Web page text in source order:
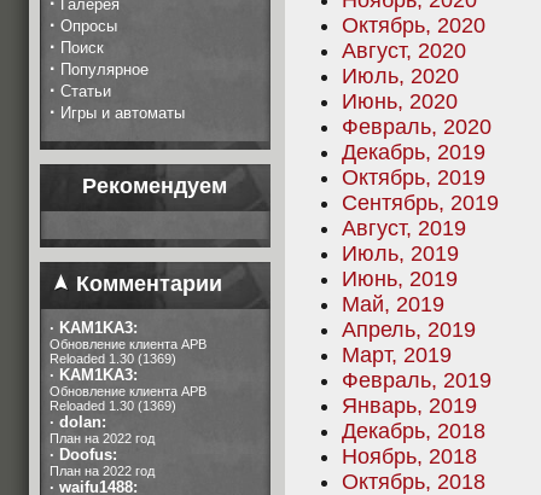
Галерея
· Опросы
· Поиск
· Популярное
· Статьи
· Игры и автоматы
Рекомендуем
Комментарии
· KAM1KA3:
Обновление клиента APB
Reloaded 1.30 (1369)
· KAM1KA3:
Обновление клиента APB
Reloaded 1.30 (1369)
· dolan:
План на 2022 год
· Doofus:
План на 2022 год
· waifu1488:
Октябрь, 2020
Август, 2020
Июль, 2020
Июнь, 2020
Февраль, 2020
Декабрь, 2019
Октябрь, 2019
Сентябрь, 2019
Август, 2019
Июль, 2019
Июнь, 2019
Май, 2019
Апрель, 2019
Март, 2019
Февраль, 2019
Январь, 2019
Декабрь, 2018
Ноябрь, 2018
Октябрь, 2018